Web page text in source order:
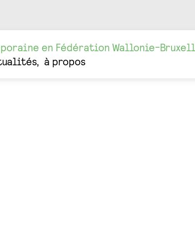
en Fédération Wallonie-
à propos